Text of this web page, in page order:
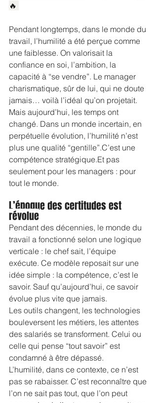
🔥
Pendant longtemps, dans le monde du
travail, l’humilité a été perçue comme
une faiblesse. On valorisait la
confiance en soi, l’ambition, la
capacité à “se vendre”. Le manager
charismatique, sûr de lui, qui ne doute
jamais… voilà l’idéal qu’on projetait.
Mais aujourd’hui, les temps ont
changé. Dans un monde incertain, en
perpétuelle évolution, l’humilité n’est
plus une qualité “gentille”.C’est une
compétence stratégique.Et pas
seulement pour les managers : pour
tout le monde.
L’époque des certitudes est
révolue
Pendant des décennies, le monde du
travail a fonctionné selon une logique
verticale : le chef sait, l’équipe
exécute. Ce modèle reposait sur une
idée simple : la compétence, c’est le
savoir. Sauf qu’aujourd’hui, ce savoir
évolue plus vite que jamais.
Les outils changent, les technologies
bouleversent les métiers, les attentes
des salariés se transforment. Celui ou
celle qui pense “tout savoir” est
condamné à être dépassé.
L’humilité, dans ce contexte, ce n’est
pas se rabaisser. C’est reconnaître que
l’on ne sait pas tout, que l’on peut